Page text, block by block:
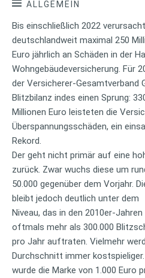
ALLGEMEIN
Bis einschließlich 2022
deutschlandweit maximal 250
Euro jährlich an Schäden in der
Wohngebäudeversicherung. Für
der Versicherer-Gesamtverband
Blitzbilanz indes einen Sprung:
Millionen Euro leisteten die
Überspannungsschäden, ein
Rekord.
Der geht nicht primär auf eine
zurück. Zwar wuchs diese um
50.000 gegenüber dem Vorjahr.
bleibt jedoch deutlich unter dem
Niveau, das in den 2010er-
oftmals mehr als 300.000
pro Jahr auftraten. Vielmehr
Durchschnitt immer
wurde die Marke von 1.000 Euro